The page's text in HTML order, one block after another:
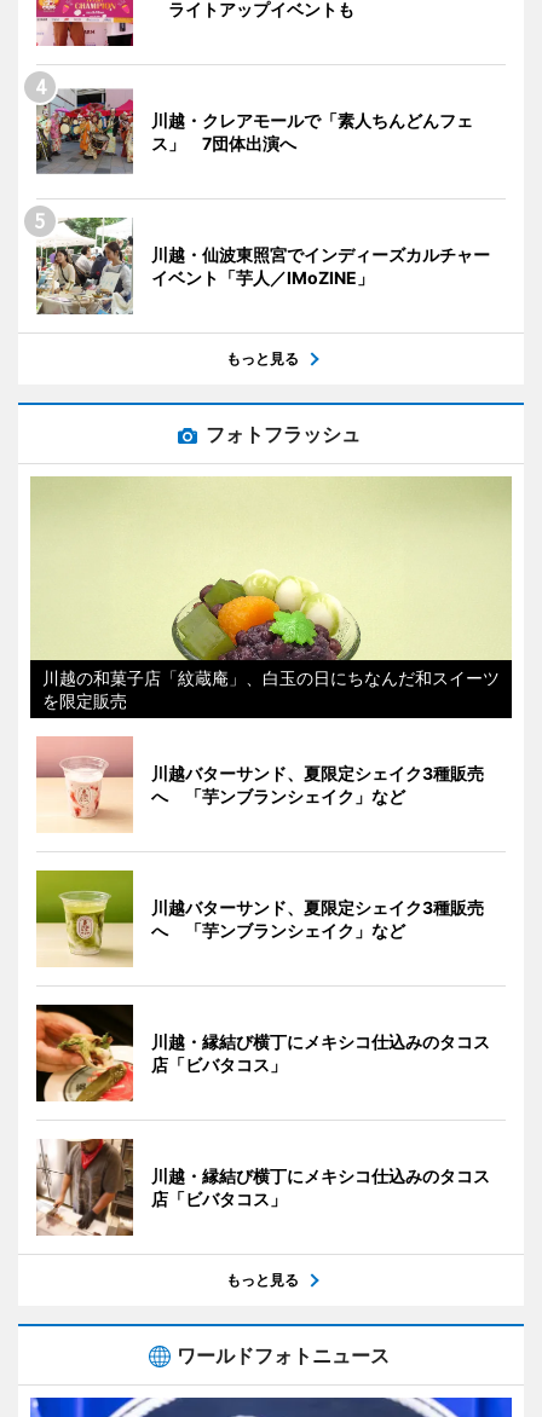
ライトアップイベントも
川越・クレアモールで「素人ちんどんフェ
ス」 7団体出演へ
川越・仙波東照宮でインディーズカルチャー
イベント「芋人／IMoZINE」
もっと見る
フォトフラッシュ
川越の和菓子店「紋蔵庵」、白玉の日にちなんだ和スイーツ
を限定販売
川越バターサンド、夏限定シェイク3種販売
へ 「芋ンブランシェイク」など
川越バターサンド、夏限定シェイク3種販売
へ 「芋ンブランシェイク」など
川越・縁結び横丁にメキシコ仕込みのタコス
店「ビバタコス」
川越・縁結び横丁にメキシコ仕込みのタコス
店「ビバタコス」
もっと見る
ワールドフォトニュース